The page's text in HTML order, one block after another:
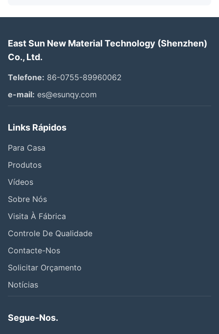
East Sun New Material Technology (Shenzhen)
Co., Ltd.
Telefone: 86-0755-89960062
e-mail: es@esunqy.com
Links Rápidos
Para Casa
Produtos
Vídeos
Sobre Nós
Visita À Fábrica
Controle De Qualidade
Contacte-Nos
Solicitar Orçamento
Notícias
Segue-Nos.